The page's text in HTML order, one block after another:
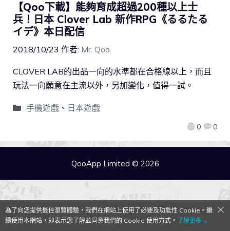
【Qoo下載】能夠育成超過200種以上士
兵！日本 Clover Lab 新作RPG《るるたる
イデ》本日配信
2018/10/23 作者: Mr. Qoo
0 0
CLOVER LAB的出品一向的水準都在合格線以上，而且
玩法一向願意在主流以外，另加變化，值得一試。
手機遊戲、 日本遊戲
QooApp Limited © 2026
為了向您提供最佳瀏覽體驗，我們在網站上使用了必要及功能性 Cookie。繼
續使用本網站，即表示您了解並同意我們的 Cookie 使用方式。 了解更多→